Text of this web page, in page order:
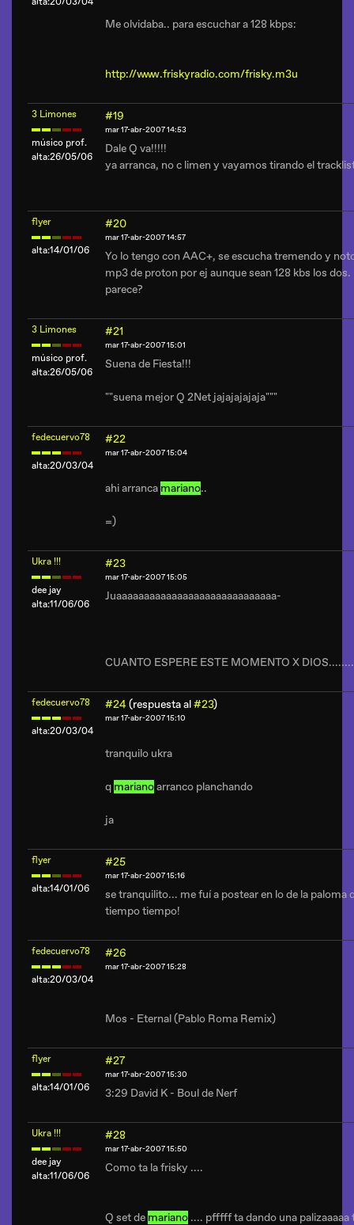
Me olvidaba.. para escuchar a 128 kbps:
http://www.friskyradio.com/frisky.m3u
3 Limones
músico prof.
alta:26/05/06
#19
mar 17-abr-2007 14:53
Dale Q va!!!!!
ya arranca, no c limen y vayamos tirando el
flyer
alta:14/01/06
#20
mar 17-abr-2007 14:57
Yo lo tengo con AAC+, se escucha tremendo y
mp3 de proton por ej aunque sean 128 kbs los
parece?
3 Limones
músico prof.
alta:26/05/06
#21
mar 17-abr-2007 15:01
Suena de Fiesta!!!
""suena mejor Q 2Net jajajajajaja"""
fedecuervo78
alta:20/03/04
#22
mar 17-abr-2007 15:04
ahi arranca mariano..
=)
Ukra !!!
dee jay
alta:11/06/06
#23
mar 17-abr-2007 15:05
Juaaaaaaaaaaaaaaaaaaaaaaaaaaaaa-
CUANTO ESPERE ESTE MOMENTO X DIOS........
fedecuervo78
alta:20/03/04
#24(respuesta al#23)
mar 17-abr-2007 15:10
tranquilo ukra
q marianoarranco planchando
ja
flyer
alta:14/01/06
#25
mar 17-abr-2007 15:16
se tranquilito... me fuí a postear en lo de la paloma
tiempo tiempo!
fedecuervo78
alta:20/03/04
#26
mar 17-abr-2007 15:28
Mos - Eternal (Pablo Roma Remix)
flyer
alta:14/01/06
#27
mar 17-abr-2007 15:30
3:29 David K - Boul de Nerf
Ukra !!!
dee jay
alta:11/06/06
#28
mar 17-abr-2007 15:50
Como ta la frisky ....
Q set de mariano .... pfffff ta dando una palizaaaaa